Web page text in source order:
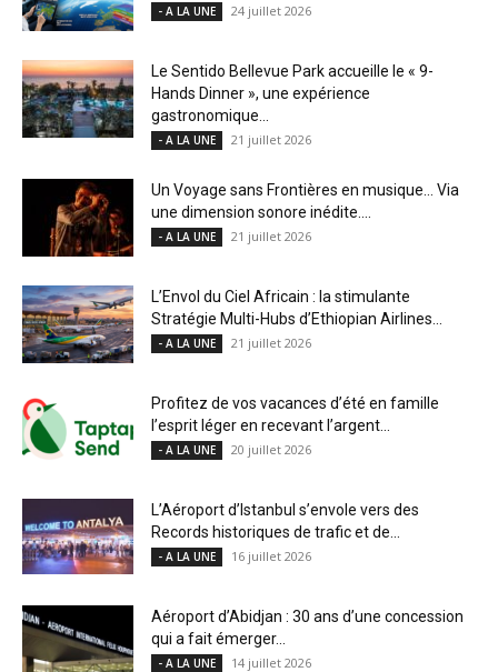
- A LA UNE 24 juillet 2026
Le Sentido Bellevue Park accueille le « 9-
Hands Dinner », une expérience
gastronomique...
- A LA UNE 21 juillet 2026
Un Voyage sans Frontières en musique… Via
une dimension sonore inédite....
- A LA UNE 21 juillet 2026
L’Envol du Ciel Africain : la stimulante
Stratégie Multi-Hubs d’Ethiopian Airlines...
- A LA UNE 21 juillet 2026
Profitez de vos vacances d’été en famille
l’esprit léger en recevant l’argent...
- A LA UNE 20 juillet 2026
L’Aéroport d’Istanbul s’envole vers des
Records historiques de trafic et de...
- A LA UNE 16 juillet 2026
Aéroport d’Abidjan : 30 ans d’une concession
qui a fait émerger...
- A LA UNE 14 juillet 2026